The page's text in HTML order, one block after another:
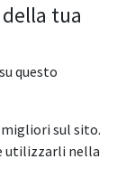
stampa
di una DTF
solo, ha fatto enormi
tua
questo
sul sito.
utilizzarli nella